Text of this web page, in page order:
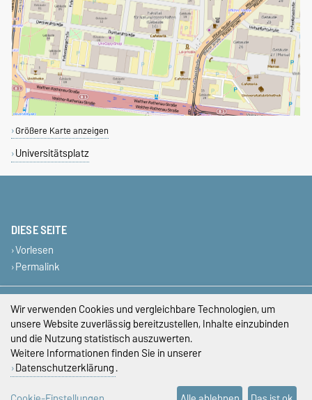
Größere Karte anzeigen
Universitätsplatz
DIESE SEITE
Vorlesen
Permalink
Impressum
Datenschutz
Barrierefreiheit
Cookie-Einstellungen
Wir verwenden Cookies und vergleichbare Technologien, um
unsere Website zuverlässig bereitzustellen, Inhalte einzubinden
und die Nutzung statistisch auszuwerten.
Weitere Informationen finden Sie in unserer
Datenschutzerklärung.